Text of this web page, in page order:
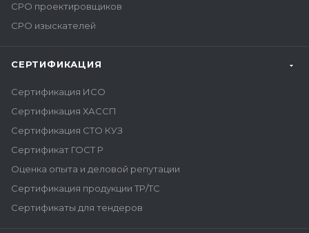
СРО проектировщиков
СРО изыскателей
СЕРТИФИКАЦИЯ
Сертификация ИСО
Сертификация ХАССП
Сертификация СТО КУЗ
Сертификат ГОСТ Р
Оценка опыта и деловой репутации
Сертификация продукции ТР/ТС
Сертификаты для тендеров